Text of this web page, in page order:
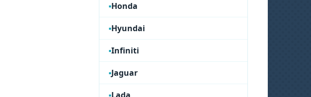
Honda
Hyundai
Infiniti
Jaguar